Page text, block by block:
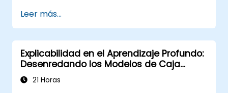
configuración del entorno de producción
y la arquitectura.
evaluar la calidad del código, realizar
depuración y monitoreo.
implementar modelos de entrenamiento
avanzados como los producidos,
Leer más...
Explicabilidad en el Aprendizaje Profundo:
Desenredando los Modelos de Caja
Negra21 Horas